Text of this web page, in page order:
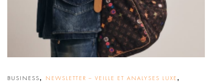
BUSINESS, NEWSLETTER – VEILLE ET ANALYSES LUXE ,